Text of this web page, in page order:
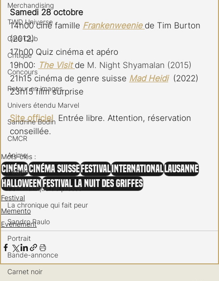
Merchandising
TWD Universe
Ciné Club
Critique
Concours
Retour en images
Univers étendu Marvel
Sandrine Bodin
CMCR
Anime
People
Communiqué de presse
La chronique qui fait peur
Sandro Paulo
Portrait
Bande-annonce
Carnet noir
Samedi 28 octobre
14h00 ciné famille Frankenweenie de Tim Burton
(2012)
17h00 Quiz cinéma et apéro
19h00: The Visit de M. Night Shyamalan (2015)
21h15 cinéma de genre suisse Mad Heidi
  (2022)
23h15 film surprise
Site officiel
  Entrée libre. Attention, réservation
conseillée.
Mots-clés :
CinémaCinéma Suisse Festival International Lausanne
Halloween Festival La Nuit des Griffes
Festival
Memento
Evénement